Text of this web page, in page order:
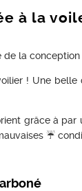
à la
la conception
! Une
grâce à par
☔